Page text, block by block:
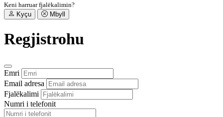
Keni harruar fjalëkalimin?
Kyçu
Mbyll
Regjistrohu
Emri
Email adresa
Fjalëkalimi
Numri i telefonit